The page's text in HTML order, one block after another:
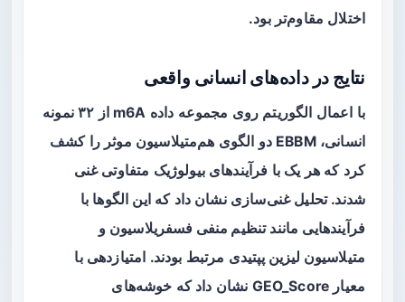
اختلال مقاوم‌تر بود.
نتایج در داده‌های انسانی واقعی
با اعمال الگوریتم روی مجموعه داده m6A از ۳۲ نمونه
انسانی، EBBM دو الگوی هم‌متیلاسیون موثر را کشف
کرد که هر یک با فرآیندهای بیولوژیک متفاوتی غنی
شدند. تحلیل غنی‌سازی نشان داد که این الگوها با
فرآیندهایی مانندتنظیم منفی فسفریلاسیون و
متیلاسیون لیزین پپتیدی مرتبط بودند. امتیازدهی با
معیار GEO_Score نشان داد که خوشه‌های